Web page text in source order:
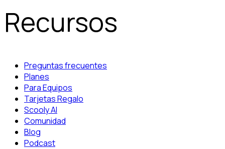
Recursos
Preguntas frecuentes
Planes
Para Equipos
Tarjetas Regalo
Scooly AI
Comunidad
Blog
Podcast